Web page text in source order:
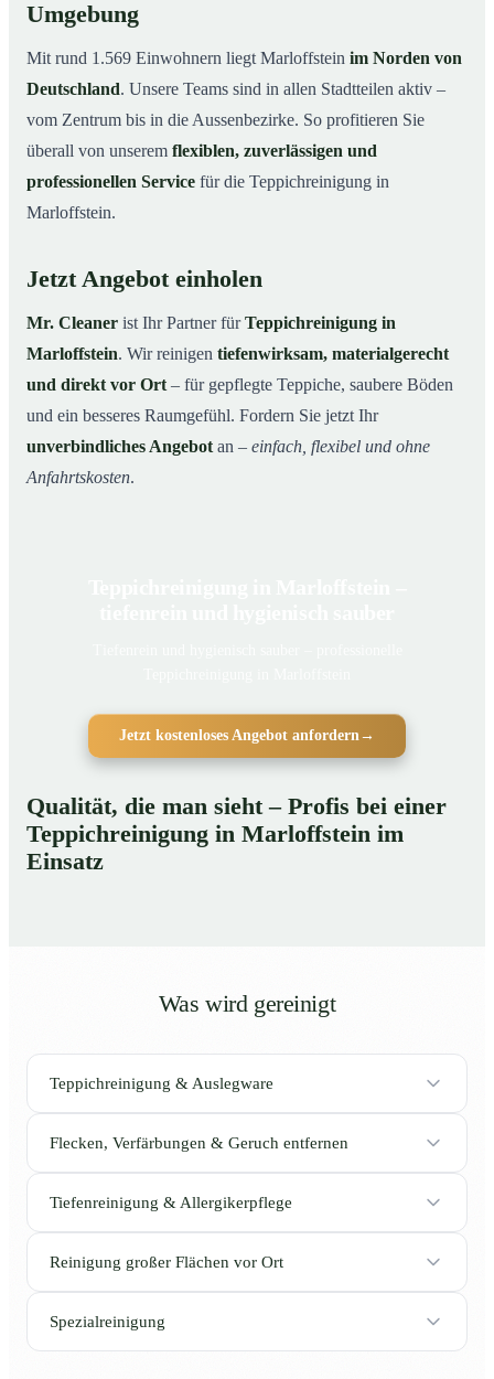
Umgebung
Mit rund 1.569 Einwohnern liegt Marloffstein im Norden von
Deutschland. Unsere Teams sind in allen Stadtteilen aktiv –
vom Zentrum bis in die Aussenbezirke. So profitieren Sie
überall von unserem flexiblen, zuverlässigen und
professionellen Service für die Teppichreinigung in
Marloffstein.
Jetzt Angebot einholen
Mr. Cleaner ist Ihr Partner fürTeppichreinigung in
Marloffstein. Wir reinigen tiefenwirksam, materialgerecht
und direkt vor Ort – für gepflegte Teppiche, saubere Böden
und ein besseres Raumgefühl. Fordern Sie jetzt Ihr
unverbindliches Angebot an – einfach, flexibel und ohne
Anfahrtskosten.
Jetzt kostenloses Angebot anfordern→
Qualität, die man sieht – Profis bei einer
Teppichreinigung in Marloffstein im
Einsatz
Was wird gereinigt
Teppichreinigung & Auslegware
Flecken, Verfärbungen & Geruch entfernen
Tiefenreinigung & Allergikerpflege
Reinigung großer Flächen vor Ort
Spezialreinigung